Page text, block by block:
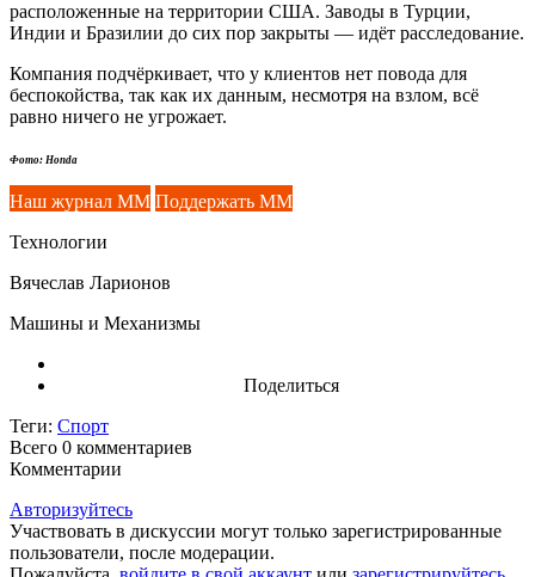
расположенные на территории США. Заводы в Турции,
Индии и Бразилии до сих пор закрыты — идёт расследование.
Компания подчёркивает, что у клиентов нет повода для
беспокойства, так как их данным, несмотря на взлом, всё
равно ничего не угрожает.
Фото: Honda
Наш журнал ММ Поддержать ММ
Технологии
Вячеслав Ларионов
Машины и Механизмы
Поделиться
Теги: Спорт
Всего 0 комментариев
Комментарии
Авторизуйтесь
Участвовать в дискуссии могут только зарегистрированные
пользователи, после модерации.